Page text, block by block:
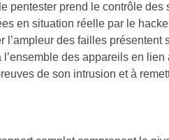
pentester prend le contrôle
en situation réelle par le
l’ampleur des failles
des appareils en
de son intrusion et à